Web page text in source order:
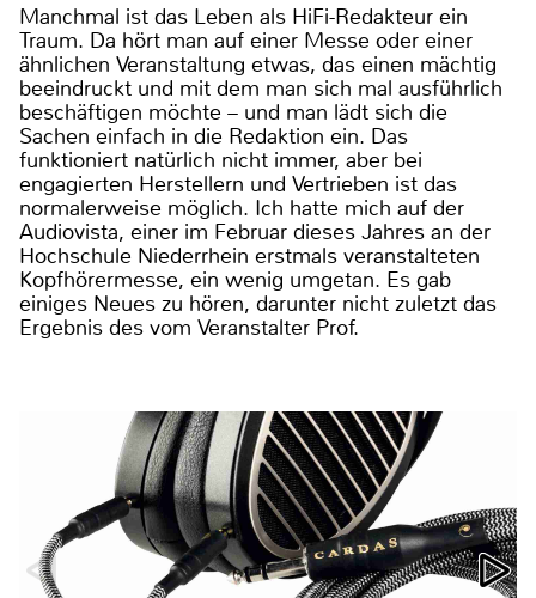
Manchmal ist das Leben als HiFi-Redakteur ein
Traum. Da hört man auf einer Messe oder einer
ähnlichen Veranstaltung etwas, das einen mächtig
beeindruckt und mit dem man sich mal ausführlich
beschäftigen möchte – und man lädt sich die
Sachen einfach in die Redaktion ein. Das
funktioniert natürlich nicht immer, aber bei
engagierten Herstellern und Vertrieben ist das
normalerweise möglich. Ich hatte mich auf der
Audiovista, einer im Februar dieses Jahres an der
Hochschule Niederrhein erstmals veranstalteten
Kopfhörermesse, ein wenig umgetan. Es gab
einiges Neues zu hören, darunter nicht zuletzt das
Ergebnis des vom Veranstalter Prof.